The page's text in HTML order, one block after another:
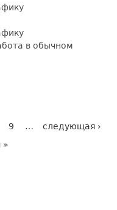
в обычном
9 …
следующая ›
»